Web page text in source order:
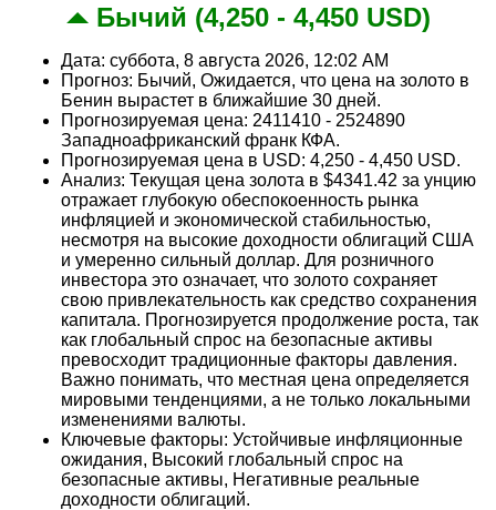
Бычий (4,250 - 4,450 USD)
Дата: суббота, 8 августа 2026, 12:02 AM
Прогноз: Бычий, Ожидается, что цена на золото в
Бенин вырастет в ближайшие 30 дней.
Прогнозируемая цена: 2411410 - 2524890
Западноафриканский франк КФА.
Прогнозируемая цена в USD: 4,250 - 4,450 USD.
Анализ: Текущая цена золота в $4341.42 за унцию
отражает глубокую обеспокоенность рынка
инфляцией и экономической стабильностью,
несмотря на высокие доходности облигаций США
и умеренно сильный доллар. Для розничного
инвестора это означает, что золото сохраняет
свою привлекательность как средство сохранения
капитала. Прогнозируется продолжение роста, так
как глобальный спрос на безопасные активы
превосходит традиционные факторы давления.
Важно понимать, что местная цена определяется
мировыми тенденциями, а не только локальными
изменениями валюты.
Ключевые факторы: Устойчивые инфляционные
ожидания, Высокий глобальный спрос на
безопасные активы, Негативные реальные
доходности облигаций.